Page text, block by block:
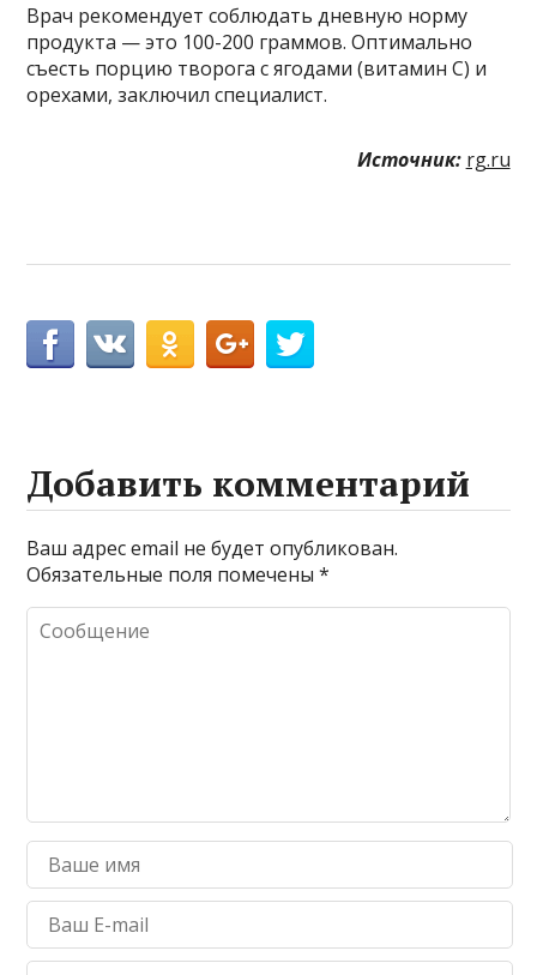
Врач рекомендует соблюдать дневную норму
продукта — это 100-200 граммов. Оптимально
съесть порцию творога с ягодами (витамин С) и
орехами, заключил специалист.
Источник: rg.ru
Добавить комментарий
Ваш адрес email не будет опубликован.
Обязательные поля помечены*